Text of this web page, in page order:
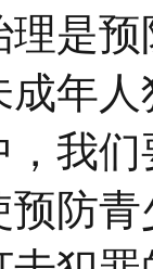
是
年
我
防